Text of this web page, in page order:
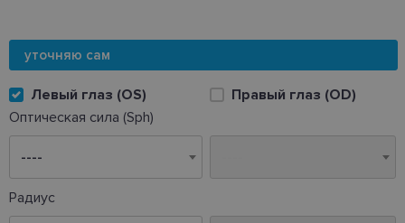
уточняю сам
Левый глаз (OS)
Правый глаз (OD)
Оптическая сила (Sph)
Радиус